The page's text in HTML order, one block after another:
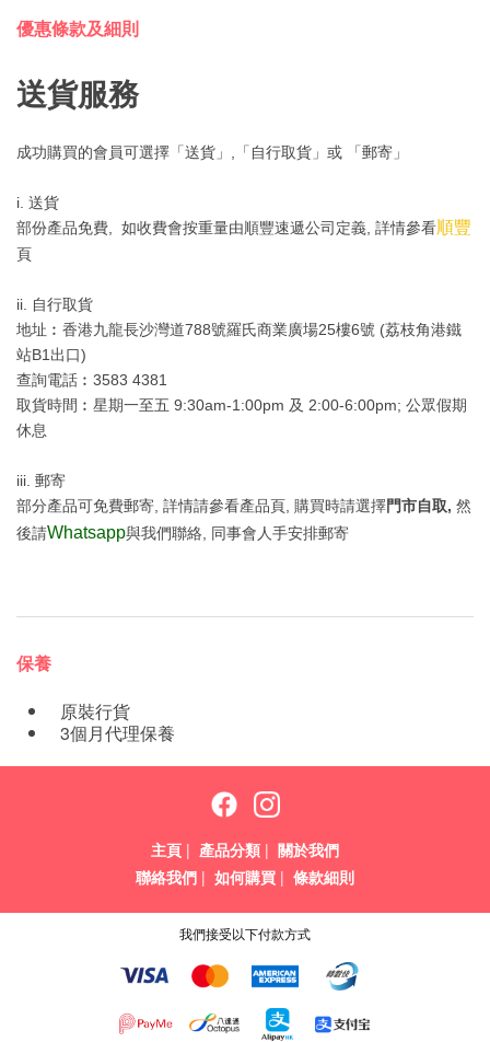
優惠條款及細則
送貨服務
成功購買的會員可選擇「送貨」,「自行取貨」或 「郵寄」
i. 送貨
部份產品免費, 如收費會按重量由順豐速遞公司定義, 詳情參看順豐
頁
ii. 自行取貨
地址︰香港九龍長沙灣道788號羅氏商業廣場25樓6號 (荔枝角港鐵
站B1出口)
查詢電話︰3583 4381
取貨時間︰星期一至五 9:30am-1:00pm 及 2:00-6:00pm; 公眾假期
休息
iii. 郵寄
部分產品可免費郵寄, 詳情請參看產品頁, 購買時請選擇門市自取, 然
後請Whatsapp與我們聯絡, 同事會人手安排郵寄
保養
原裝行貨
3個月代理保養
主頁 | 產品分類 | 關於我們
聯絡我們 | 如何購買 | 條款細則
我們接受以下付款方式